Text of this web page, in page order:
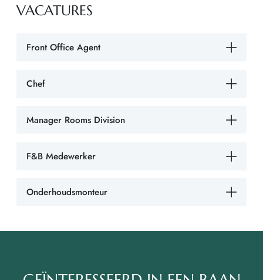
VACATURES
Front Office Agent
Chef
Manager Rooms Division
F&B Medewerker
Onderhoudsmonteur